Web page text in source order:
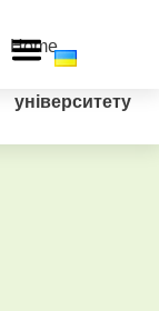
Home
університету